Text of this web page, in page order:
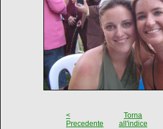
<
Precedente
Torna
all'indice